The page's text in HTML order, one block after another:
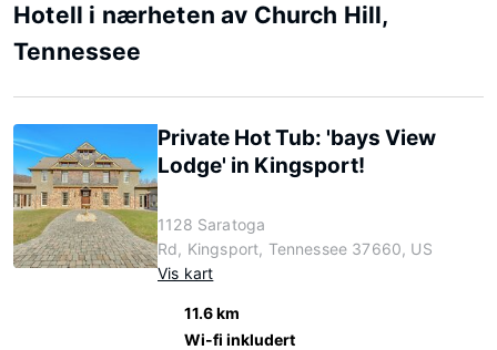
Hotell i nærheten av Church Hill,
Tennessee
Private Hot Tub: 'bays View
Lodge' in Kingsport!
1128 Saratoga
Rd, Kingsport, Tennessee 37660, US
Vis kart
11.6 km
Wi-fi inkludert